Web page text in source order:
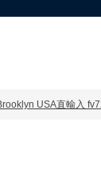
USA直輸入